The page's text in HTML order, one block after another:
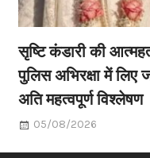
सृष्टि कंडारी की
पुलिस अभिरक्षा में लिए
अति महत्वपूर्ण विश्लेषण
05/08/2026